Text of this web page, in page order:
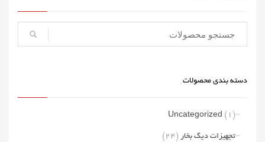
دسته بندی محصولات
Uncategorized (1)
تجهیزات دیگ بخار (24)